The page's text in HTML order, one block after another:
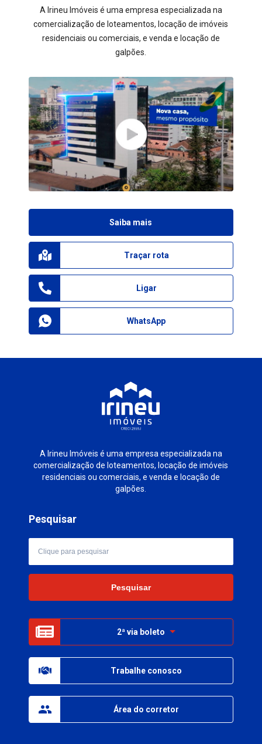
A Irineu Imóveis é uma empresa especializada na
comercialização de loteamentos, locação de imóveis
residenciais ou comerciais, e venda e locação de
galpões.
Saiba mais
Traçar rota
Ligar
WhatsApp
A Irineu Imóveis é uma empresa especializada na
comercialização de loteamentos, locação de imóveis
residenciais ou comerciais, e venda e locação de
galpões.
Pesquisar
2ª via boleto
Trabalhe conosco
Área do corretor